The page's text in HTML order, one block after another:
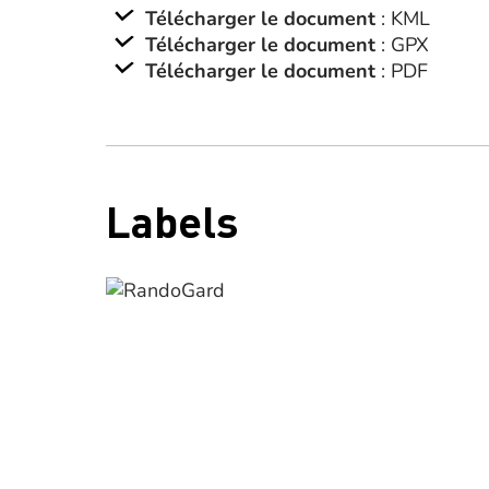
Télécharger le document : KML
Télécharger le document : GPX
Télécharger le document : PDF
Labels